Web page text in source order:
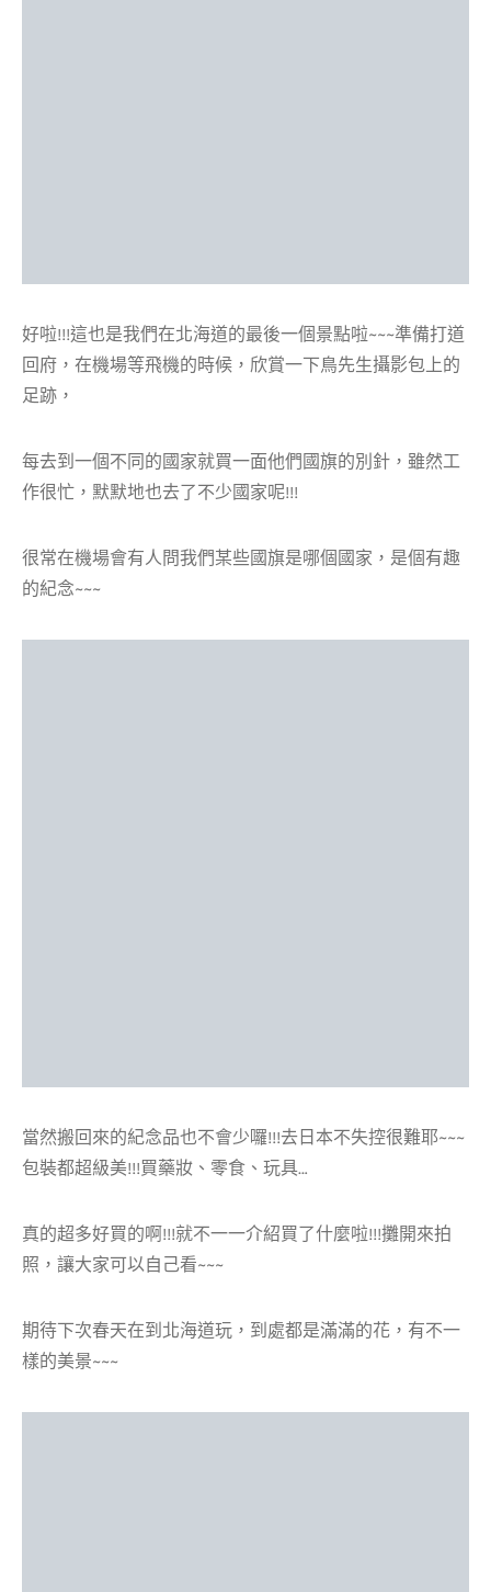
好啦!!!這也是我們在北海道的最後一個景點啦~~~準備打道
回府，在機場等飛機的時候，欣賞一下鳥先生攝影包上的
足跡，
每去到一個不同的國家就買一面他們國旗的別針，雖然工
作很忙，默默地也去了不少國家呢!!!
很常在機場會有人問我們某些國旗是哪個國家，是個有趣
的紀念~~~
當然搬回來的紀念品也不會少囉!!!去日本不失控很難耶~~~
包裝都超級美!!!買藥妝、零食、玩具…
真的超多好買的啊!!!就不一一介紹買了什麼啦!!!攤開來拍
照，讓大家可以自己看~~~
期待下次春天在到北海道玩，到處都是滿滿的花，有不一
樣的美景~~~